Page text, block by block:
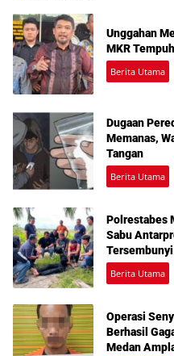
Unggahan
MKR
Berita Utama
Dugaan
Memanas,
Tangan
Berita Utama
Polrestabes
Sabu
Tersembunyi
Berita Utama
Operasi
Berhasil
Medan